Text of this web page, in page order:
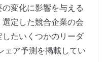
変化に影響を与える
定した競合企業の会
たいくつかのリーダ
ェア予測を掲載してい